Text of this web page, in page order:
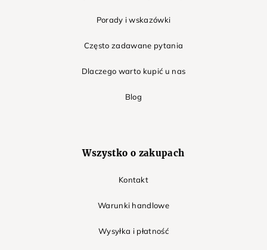
Porady i wskazówki
Często zadawane pytania
Dlaczego warto kupić u nas
Blog
Wszystko o zakupach
Kontakt
Warunki handlowe
Wysyłka i płatność